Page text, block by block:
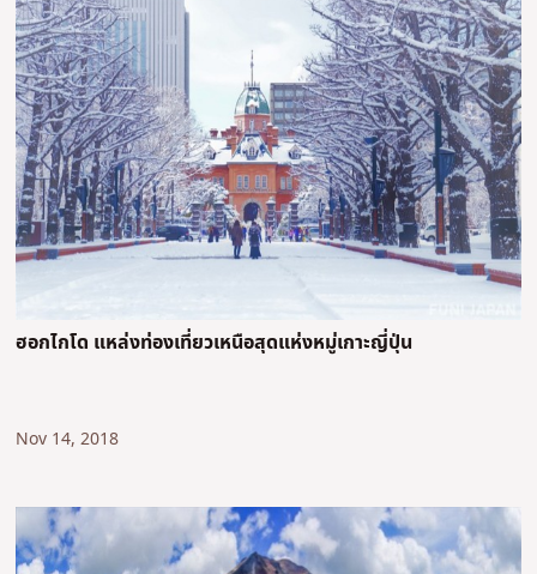
ฮอกไกโด แหล่งท่องเที่ยวเหนือสุดแห่งหมู่เกาะญี่ปุ่น
Nov 14, 2018